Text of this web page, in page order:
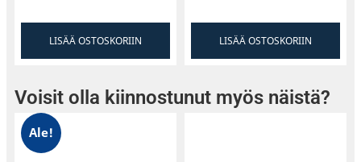
LISÄÄ OSTOSKORIIN LISÄÄ OSTOSKORIIN
Voisit olla kiinnostunut myös näistä?
Ale!